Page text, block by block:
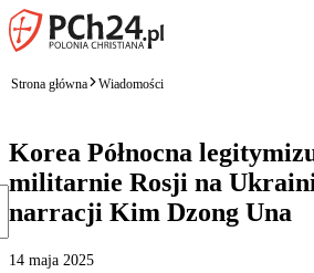
Strona główna Wiadomości
Korea Północna
militarnie Rosji na
narracji Kim Dzong Una
14 maja 2025